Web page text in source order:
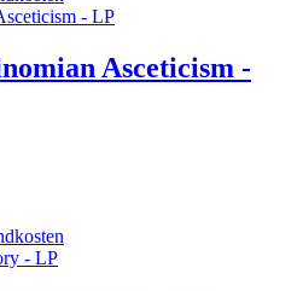
Asceticism -